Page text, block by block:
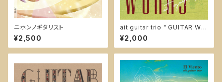
ニホンノギタリスト
¥2,500
ait guitar trio " GUITAR WO
RKS " -music of THE BEAT
LES-
¥2,000